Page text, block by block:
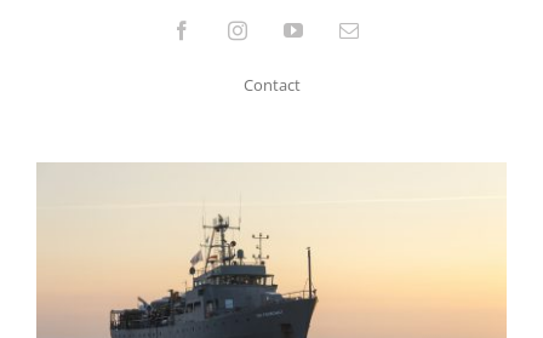
FacebookInstagramYouTubeE-
Contact